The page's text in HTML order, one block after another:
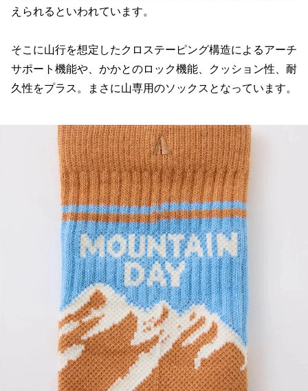
えられるといわれています。
そこに山行を想定したクロステーピング構造によるアーチ
サポート機能や、かかとのロック機能、クッション性、耐
久性をプラス。まさに山専用のソックスとなっています。